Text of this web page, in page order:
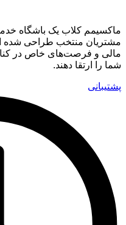
ماکسیمم کلاب یک باشگاه
مشتریان منتخب طراحی شده
مالی و فرصت‌های خاص در
شما را ارتقا دهند.
پشتیبانی